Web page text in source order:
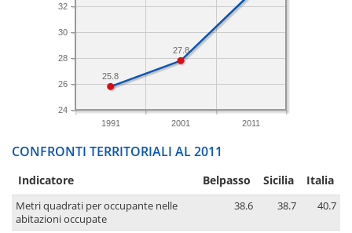
1991 2001 2011
24
26
28
30
32
27.8
25.8
CONFRONTI TERRITORIALI AL 2011
Indicatore Belpasso Sicilia Italia
Metri quadrati per occupante nelle
abitazioni occupate
38.6 38.7 40.7